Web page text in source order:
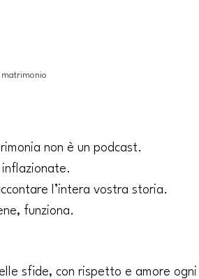
matrimonio
non è un podcast.
l’intera vostra storia.
funziona.
sfide, con rispetto e amore ogni